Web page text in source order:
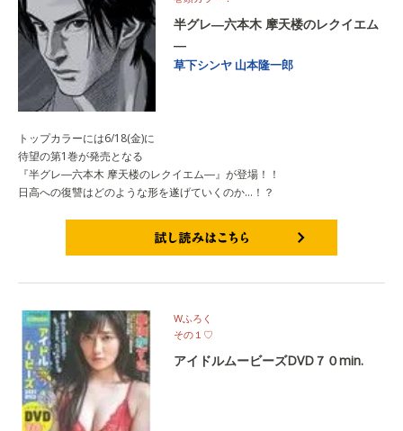
半グレ―六本木 摩天楼のレクイエム
―
草下シンヤ 山本隆一郎
トップカラーには6/18(金)に
待望の第1巻が発売となる
『半グレ―六本木 摩天楼のレクイエム―』が登場！！
日高への復讐はどのような形を遂げていくのか…！？
Wふろく
その１♡
アイドルムービーズDVD７０min.